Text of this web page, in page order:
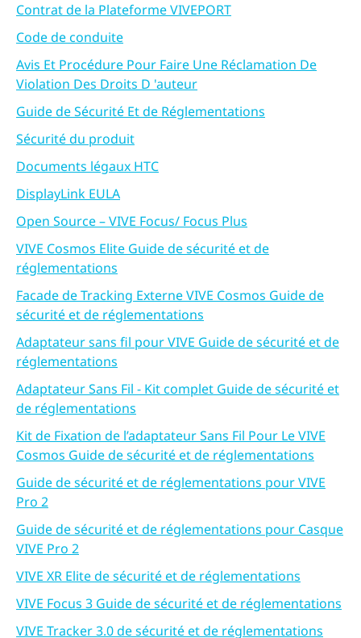
Contrat de la Plateforme VIVEPORT
Code de conduite
Avis Et Procédure Pour Faire Une Réclamation De
Violation Des Droits D 'auteur
Guide de Sécurité Et de Réglementations
Sécurité du produit
Documents légaux HTC
DisplayLink EULA
Open Source – VIVE Focus/ Focus Plus
VIVE Cosmos Elite Guide de sécurité et de
réglementations
Facade de Tracking Externe VIVE Cosmos Guide de
sécurité et de réglementations
Adaptateur sans fil pour VIVE Guide de sécurité et de
réglementations
Adaptateur Sans Fil - Kit complet Guide de sécurité et
de réglementations
Kit de Fixation de l’adaptateur Sans Fil Pour Le VIVE
Cosmos Guide de sécurité et de réglementations
Guide de sécurité et de réglementations pour VIVE
Pro 2
Guide de sécurité et de réglementations pour Casque
VIVE Pro 2
VIVE XR Elite de sécurité et de réglementations
VIVE Focus 3 Guide de sécurité et de réglementations
VIVE Tracker 3.0 de sécurité et de réglementations